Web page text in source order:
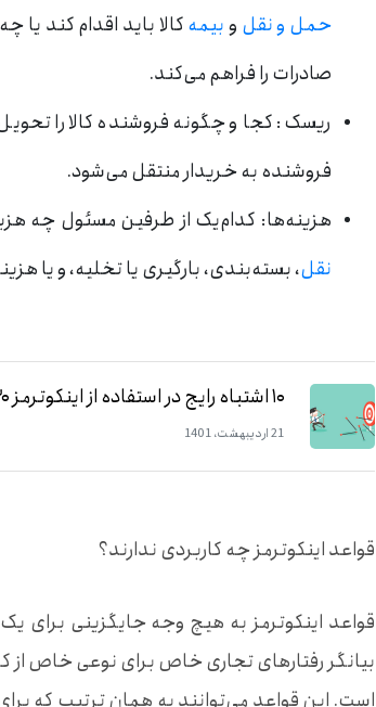
حمل و نقل وبیمهکالا باید اقدامکند یا
صادرات را فراهم می‌کند.
ریسک: کجا و چگونه فروشنده کالا را
فروشنده به خریدار منتقل می‌شود.
هزینه‌ها: کدام‌یک از طرفین مسئول چه
نقل، بسته‌بندی، بارگیری یا تخلیه، و یا
۱۰ اشتباه رایج در استفاده از اینکوترمز ۲۰۲۰
21 اردیبهشت، 1401
قواعد اینکوترمز چه کاربردی ندارند؟
قواعد اینکوترمز به هیچ وجه جایگزینی برای
بیانگر رفتارهای تجاری خاص برای نوعی خاص از
است. این قواعد می‌توانند به همان ترتیب که